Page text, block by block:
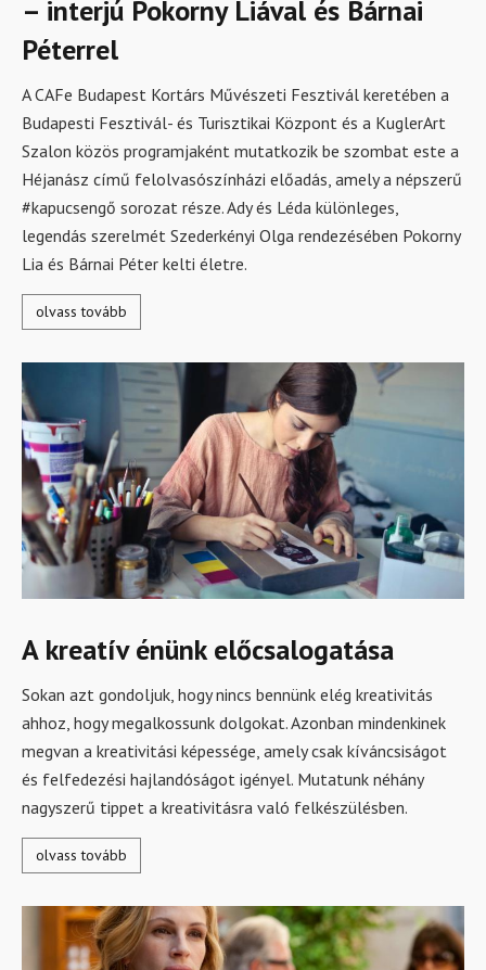
– interjú Pokorny Liával és Bárnai
Péterrel
A CAFe Budapest Kortárs Művészeti Fesztivál keretében a
Budapesti Fesztivál- és Turisztikai Központ és a KuglerArt
Szalon közös programjaként mutatkozik be szombat este a
Héjanász című felolvasószínházi előadás, amely a népszerű
#kapucsengő sorozat része. Ady és Léda különleges,
legendás szerelmét Szederkényi Olga rendezésében Pokorny
Lia és Bárnai Péter kelti életre.
olvass tovább
A kreatív énünk előcsalogatása
Sokan azt gondoljuk, hogy nincs bennünk elég kreativitás
ahhoz, hogy megalkossunk dolgokat. Azonban mindenkinek
megvan a kreativitási képessége, amely csak kíváncsiságot
és felfedezési hajlandóságot igényel. Mutatunk néhány
nagyszerű tippet a kreativitásra való felkészülésben.
olvass tovább